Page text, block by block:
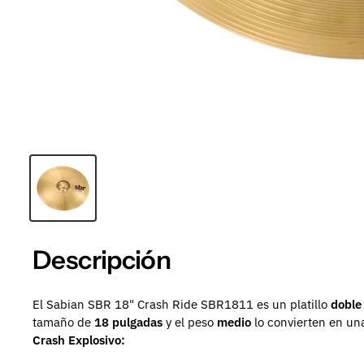
Descripción
El Sabian SBR 18" Crash Ride SBR1811 es un platillo
tamaño de 18 pulgadas y el peso medio lo convierten en
Crash Explosivo: